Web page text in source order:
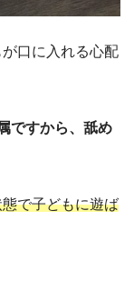
口に入れる心配
ですから、舐め
で子どもに遊ば